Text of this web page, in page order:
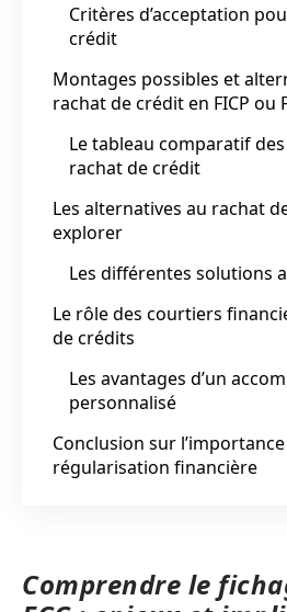
Critères d’acceptation
crédit
Montages possibles et
rachat de crédit en FICP ou
Le tableau comparatif
rachat de crédit
Les alternatives au rachat
explorer
Les différentes solutions
Le rôle des courtiers
de crédits
Les avantages d’un
personnalisé
Conclusion sur
régularisation financière
Comprendre le